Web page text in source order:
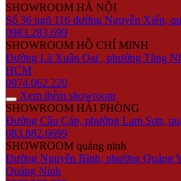
SHOWROOM HÀ NỘI
Số 36 ngõ 116 đường Nguyễn Xiển,
0983.283.699
SHOWROOM HỒ CHÍ MINH
Đường Lã Xuân Oai , phường Tăng
HCM
0974.062.220
Xem thêm showroom
SHOWROOM HẢI PHÒNG
Đường Cầu Cáp, phường Lam Sơn,
083.882.6699
SHOWROOM quảng ninh
Đường Nguyễn Bình, phường Quảng
Quảng Ninh